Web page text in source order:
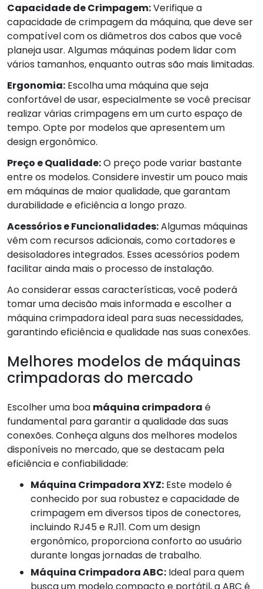
Capacidade de Crimpagem:Verifique a
capacidade de crimpagem da máquina, que deve ser
compatível com os diâmetros dos cabos que você
planeja usar. Algumas máquinas podem lidar com
vários tamanhos, enquanto outras são mais limitadas.
Ergonomia: Escolha uma máquina que seja
confortável de usar, especialmente se você precisar
realizar várias crimpagens em um curto espaço de
tempo. Opte por modelos que apresentem um
design ergonômico.
Preço e Qualidade:O preço pode variar bastante
entre os modelos. Considere investir um pouco mais
em máquinas de maior qualidade, que garantam
durabilidade e eficiência a longo prazo.
Acessórios e Funcionalidades:Algumas máquinas
vêm com recursos adicionais, como cortadores e
desisoladores integrados. Esses acessórios podem
facilitar ainda mais o processo de instalação.
Ao considerar essas características, você poderá
tomar uma decisão mais informada e escolher a
máquina crimpadora ideal para suas necessidades,
garantindo eficiência e qualidade nas suas conexões.
Melhores modelos de máquinas
crimpadoras do mercado
Escolher uma boa máquina crimpadora é
fundamental para garantir a qualidade das suas
conexões. Conheça alguns dos melhores modelos
disponíveis no mercado, que se destacam pela
eficiência e confiabilidade:
Máquina Crimpadora XYZ: Este modelo é
conhecido por sua robustez e capacidade de
crimpagem em diversos tipos de conectores,
incluindo RJ45 e RJ11. Com um design
ergonômico, proporciona conforto ao usuário
durante longas jornadas de trabalho.
Máquina Crimpadora ABC: Ideal para quem
busca um modelo compacto e portátil, a ABC é